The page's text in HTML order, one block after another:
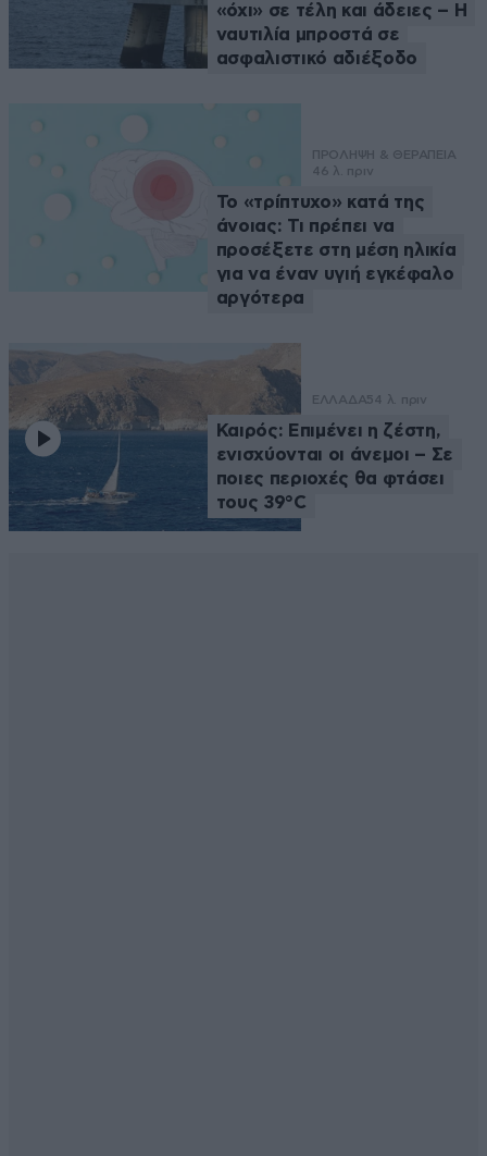
«όχι» σε τέλη και άδειες – Η
ναυτιλία μπροστά σε
ασφαλιστικό αδιέξοδο
ΠΡΟΛΗΨΗ & ΘΕΡΑΠΕΙΑ
46 λ. πριν
Το «τρίπτυχο» κατά της
άνοιας: Τι πρέπει να
προσέξετε στη μέση ηλικία
για να έναν υγιή εγκέφαλο
αργότερα
ΕΛΛΑΔΑ54 λ. πριν
Καιρός: Επιμένει η ζέστη,
ενισχύονται οι άνεμοι – Σε
ποιες περιοχές θα φτάσει
τους 39°C